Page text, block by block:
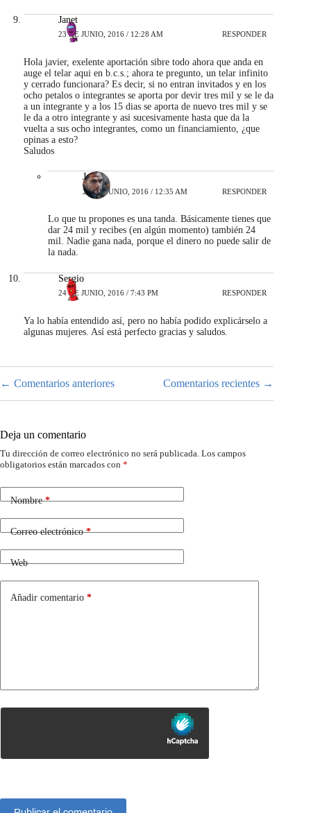
Janet
23 DE JUNIO, 2016 / 12:28 AM RESPONDER
Hola javier, exelente aportación sibre todo ahora que anda en
auge el telar aqui en b.c.s.; ahora te pregunto, un telar infinito
y cerrado funcionara? Es decir, si no entran invitados y en los
ocho petalos o integrantes se aporta por devir tres mil y se le da
a un integrante y a los 15 dias se aporta de nuevo tres mil y se
le da a otro integrante y asi sucesivamente hasta que da la
vuelta a sus ocho integrantes, como un financiamiento, ¿que
opinas a esto?
Saludos
Javier
23 DE JUNIO, 2016 / 12:35 AM RESPONDER
Lo que tu propones es una tanda. Básicamente tienes que
dar 24 mil y recibes (en algún momento) también 24
mil. Nadie gana nada, porque el dinero no puede salir de
la nada.
Sergio
24 DE JUNIO, 2016 / 7:43 PM RESPONDER
Ya lo había entendido así, pero no había podido explicárselo a
algunas mujeres. Así está perfecto gracias y saludos.
de
← Comentarios anteriores Comentarios recientes →
Deja un comentario
Tu dirección de correo electrónico no será publicada. Los campos
obligatorios están marcados con *
Nombre*
Correo electrónico*
Web
Añadir comentario *